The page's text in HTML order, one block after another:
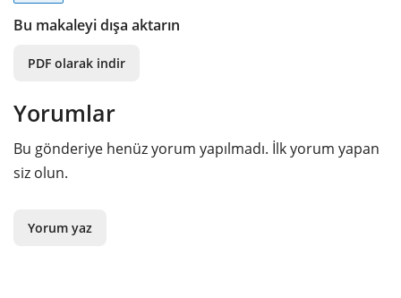
Bu makaleyi dışa aktarın
PDF olarak indir
Yorumlar
Bu gönderiye henüz yorum yapılmadı. İlk yorum yapan
siz olun.
Yorum yaz